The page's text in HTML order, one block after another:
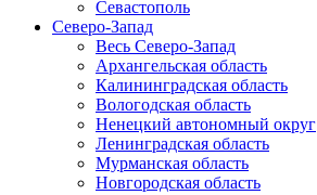
Севастополь
Северо-Запад
Весь Северо-Запад
Архангельская область
Калининградская область
Вологодская область
Ненецкий автономный округ
Ленинградская область
Мурманская область
Новгородская область